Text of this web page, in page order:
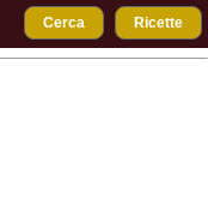
Cerca Ricette